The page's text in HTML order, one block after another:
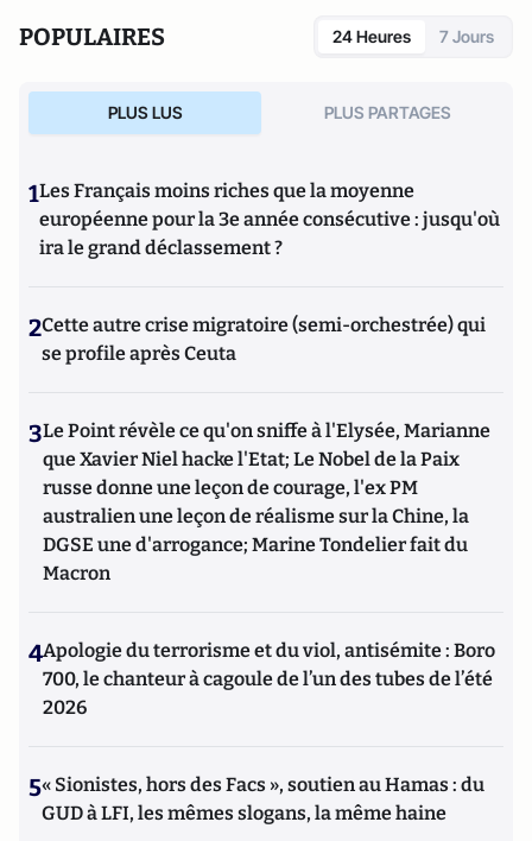
POPULAIRES 24 Heures 7 Jours
PLUS LUS PLUS PARTAGES
1Les Français moins riches que la moyenne
européenne pour la 3e année consécutive : jusqu'où
ira le grand déclassement ?
2Cette autre crise migratoire (semi-orchestrée) qui
se profile après Ceuta
3Le Point révèle ce qu'on sniffe à l'Elysée, Marianne
que Xavier Niel hacke l'Etat; Le Nobel de la Paix
russe donne une leçon de courage, l'ex PM
australien une leçon de réalisme sur la Chine, la
DGSE une d'arrogance; Marine Tondelier fait du
Macron
4Apologie du terrorisme et du viol, antisémite : Boro
700, le chanteur à cagoule de l’un des tubes de l’été
2026
5« Sionistes, hors des Facs », soutien au Hamas : du
GUD à LFI, les mêmes slogans, la même haine